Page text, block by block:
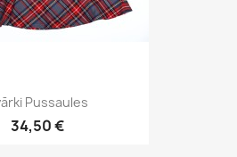
Pussaules
34,50 €